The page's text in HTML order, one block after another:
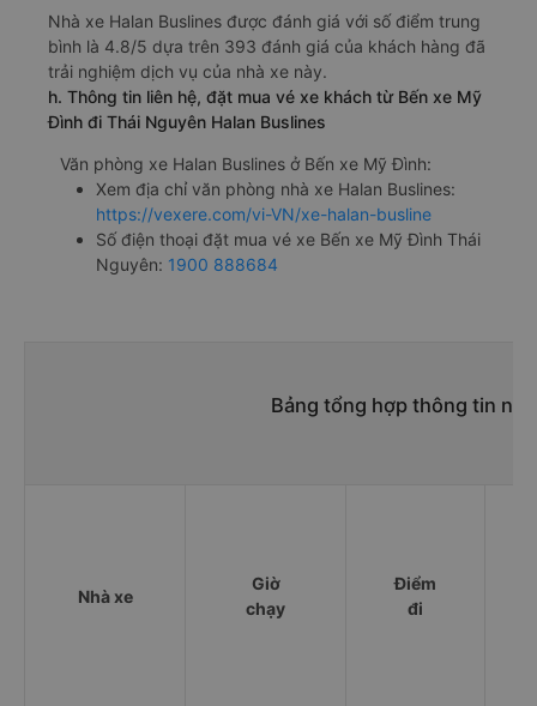
Nhà xe Halan Buslines được đánh giá với số điểm trung
bình là 4.8/5 dựa trên 393 đánh giá của khách hàng đã
trải nghiệm dịch vụ của nhà xe này.
h. Thông tin liên hệ, đặt mua vé xe khách từ Bến xe Mỹ
Đình đi Thái Nguyên Halan Buslines
Văn phòng xe Halan Buslines ở Bến xe Mỹ Đình:
Xem địa chỉ văn phòng nhà xe Halan Buslines:
https://vexere.com/vi-VN/xe-halan-busline
Số điện thoại đặt mua vé xe Bến xe Mỹ Đình Thái
Nguyên: 1900 888684
Bảng tổng hợp thông tin
Nhà xe
Giờ
chạy
Điểm
đi